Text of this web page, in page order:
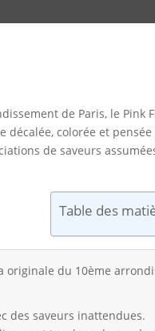
de Paris, le
colorée et
de saveurs
Table des
originale du 10ème
des saveurs inattendues.